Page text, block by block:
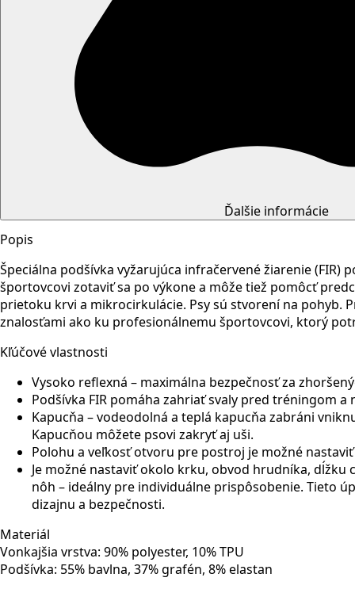
Ďalšie informácie
Popis
Špeciálna podšívka vyžarujúca infračervené žiarenie (FIR)
športovcovi zotaviť sa po výkone a môže tiež pomôcť
prietoku krvi a mikrocirkulácie. Psy sú stvorení na pohyb.
znalosťami ako ku profesionálnemu športovcovi, ktorý
Kľúčové vlastnosti
Vysoko reflexná – maximálna bezpečnosť za
Podšívka FIR pomáha zahriať svaly pred tréningom
Kapucňa – vodeodolná a teplá kapucňa zabráni
Kapucňou môžete psovi zakryť aj uši.
Polohu a veľkosť otvoru pre postroj je možné
Je možné nastaviť okolo krku, obvod hrudníka,
nôh – ideálny pre individuálne prispôsobenie. Tieto
dizajnu a bezpečnosti.
Materiál
Vonkajšia vrstva: 90% polyester, 10% TPU
Podšívka: 55% bavlna, 37% grafén, 8% elastan